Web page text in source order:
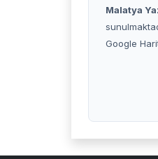
Malatya
Google